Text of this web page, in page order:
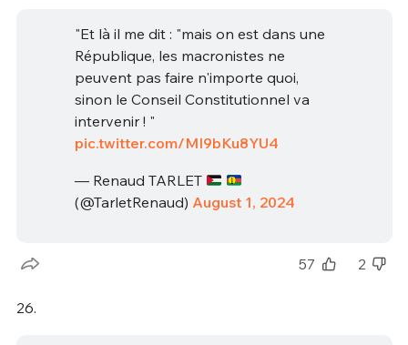
"Et là il me dit : "mais on est dans une
République, les macronistes ne
peuvent pas faire n'importe quoi,
sinon le Conseil Constitutionnel va
intervenir ! "
pic.twitter.com/MI9bKu8YU4
— Renaud TARLET
(@TarletRenaud) August 1, 2024
57 2
26.